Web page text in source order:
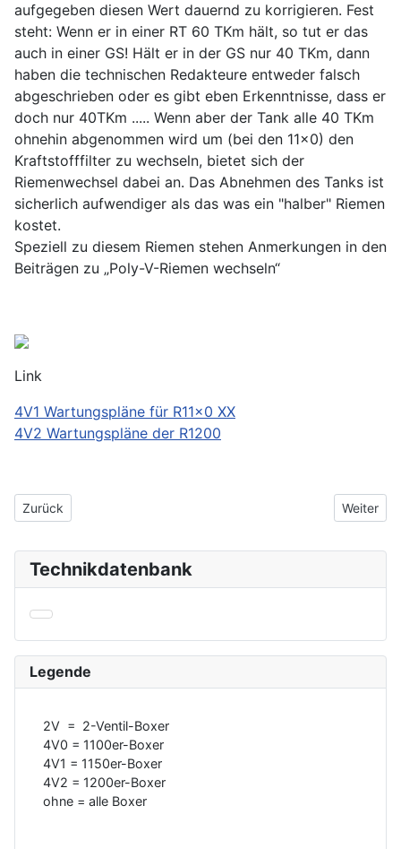
Technikdatenbank
Legende
2V = 2-Ventil-Boxer
4V0 = 1100er-Boxer
4V1 = 1150er-Boxer
4V2 = 1200er-Boxer
ohne = alle Boxer
aufgegeben diesen Wert dauernd zu korrigieren. Fest
steht: Wenn er in einer RT 60 TKm hält, so tut er das
auch in einer GS! Hält er in der GS nur 40 TKm, dann
haben die technischen Redakteure entweder falsch
abgeschrieben oder es gibt eben Erkenntnisse, dass er
doch nur 40TKm ..... Wenn aber der Tank alle 40 TKm
ohnehin abgenommen wird um (bei den 11x0) den
Kraftstofffilter zu wechseln, bietet sich der
Riemenwechsel dabei an. Das Abnehmen des Tanks ist
sicherlich aufwendiger als das was ein "halber" Riemen
kostet.
Speziell zu diesem Riemen stehen Anmerkungen in den
Beiträgen zu „Poly-V-Riemen wechseln“
Link
4V1 Wartungspläne für R11x0 XX
4V2 Wartungspläne der R1200
Vorheriger Beitrag: Reparaturanleitung
Zurück Nächster
Weiter